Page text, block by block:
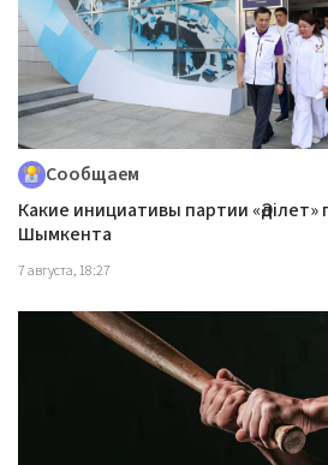
Сообщаем
Какие инициативы партии
Шымкента
7 августа, 18:27